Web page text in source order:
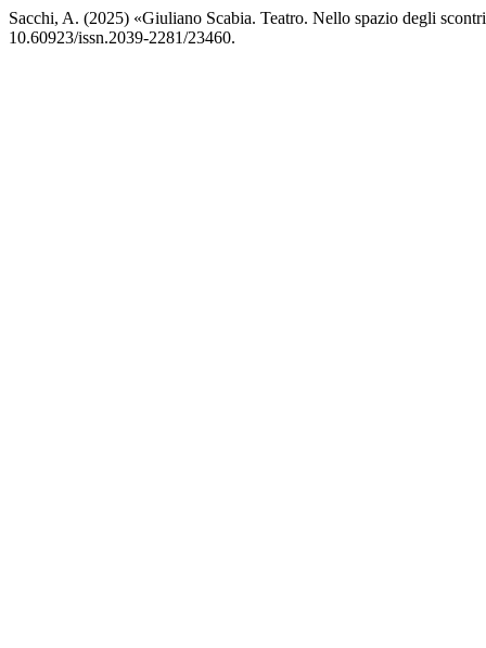
Sacchi, A. (2025) «Giuliano Scabia. Teatro. Nello spazio degli
10.60923/issn.2039-2281/23460.